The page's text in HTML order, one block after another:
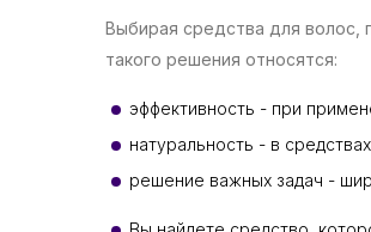
Выбирая средства для волос,
такого решения относятся:
эффективность - при
натуральность - в
решение важных задач -